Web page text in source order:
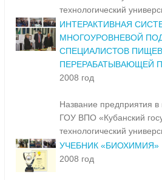
технологический
ИНТЕРАКТИВНАЯ
МНОГОУРОВНЕВОЙ
СПЕЦИАЛИСТОВ
ПЕРЕРАБАТЫВАЮЩЕЙ
2008 год
Название предприятия в
ГОУ ВПО «Кубанский
технологический
УЧЕБНИК «БИОХИМИЯ»
2008 год